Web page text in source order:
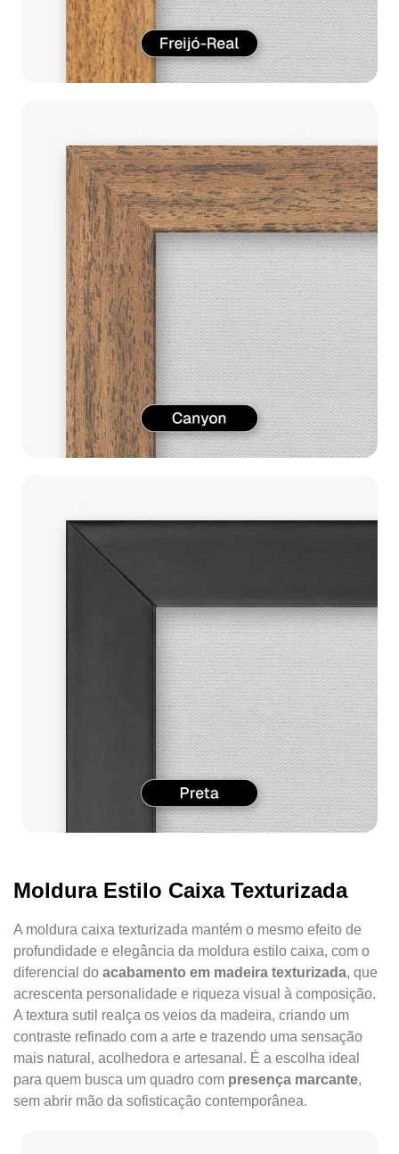
Moldura Estilo Caixa Texturizada
A moldura caixa texturizada mantém o mesmo efeito de
profundidade e elegância da moldura estilo caixa, com o
diferencial do acabamento em madeira texturizada, que
acrescenta personalidade e riqueza visual à composição.
A textura sutil realça os veios da madeira, criando um
contraste refinado com a arte e trazendo uma sensação
mais natural, acolhedora e artesanal. É a escolha ideal
para quem busca um quadro com presença marcante,
sem abrir mão da sofisticação contemporânea.